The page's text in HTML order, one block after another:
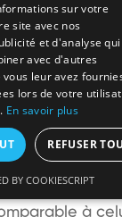
est
peu
est plus
sans être
non
une
à
sur votre
site avec nos
et d'analyse qui
avec d'autres
leur avez
lors de votre
En savoir plus
REFUSER
BY COOKIESCRIPT